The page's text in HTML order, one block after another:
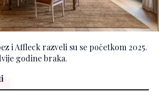
i Affleck razveli su se početkom 2025.
godine braka.